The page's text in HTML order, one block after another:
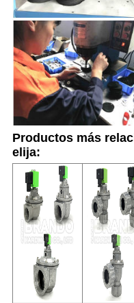
Productos más
elija: